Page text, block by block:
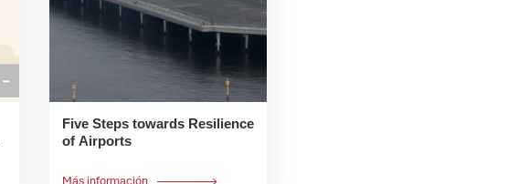
Five Steps towards Resilience
of Airports
Más información